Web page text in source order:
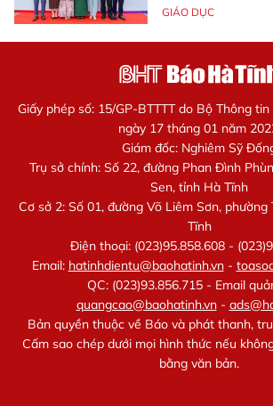
GIÁO DỤC
Giấy phép số: 15/GP-BTTTT do Bộ Thông
ngày 17 tháng 01 năm
Giám đốc: Nghiêm Sỹ
Trụ sở chính: Số 22, đường Phan Đình
Sen, tỉnh Hà Tĩnh
Cơ sở 2: Số 01, đường Võ Liêm Sơn,
Tĩnh
Điện thoại: (023)95.858.608 -
Email: hatinhdientu@baohatinh.vn-
QC: (023)93.856.715 - Email
quangcao@baohatinh.vn-
Bản quyền thuộc về Báo và phát thanh,
Cấm sao chép dưới mọi hình thức nếu
bằng văn bản.